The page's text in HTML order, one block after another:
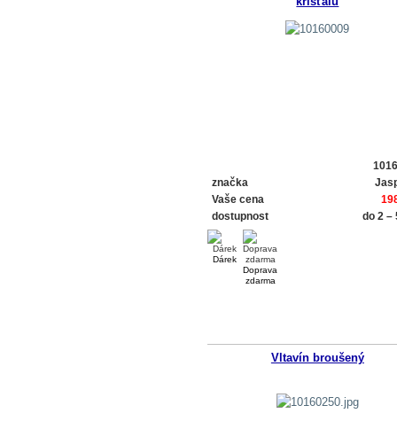
značka
Vaše cena
dostupnost
do 2 –
Dárek
Doprava
zdarma
Vltavín broušený